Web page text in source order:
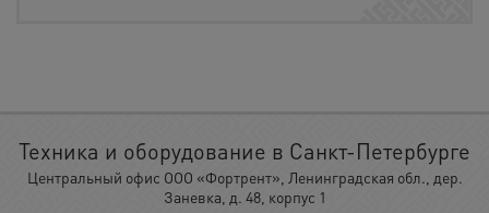
Техника и оборудование в Санкт-Петербурге
Центральный офис ООО «Фортрент», Ленинградская обл., дер.
Заневка, д. 48, корпус 1